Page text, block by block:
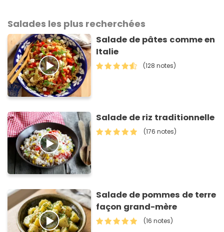
Salades les plus recherchées
Salade de pâtes comme en
Italie
(128 notes)
Salade de riz traditionnelle
(176 notes)
Salade de pommes de terre
façon grand-mère
(16 notes)